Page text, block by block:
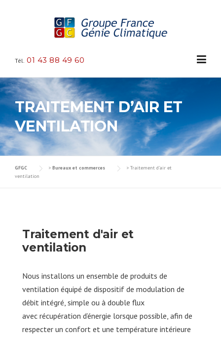
Tél. 01 43 88 49 60
TRAITEMENT D’AIR ET
VENTILATION
GFGC > Bureaux et commerces > Traitement d’air et
ventilation
Traitement d'air et
ventilation
Nous installons un ensemble de produits de
ventilation équipé de dispositif de modulation de
débit intégré, simple ou à double flux
avec récupération d’énergie lorsque possible, afin de
respecter un confort et une température intérieure